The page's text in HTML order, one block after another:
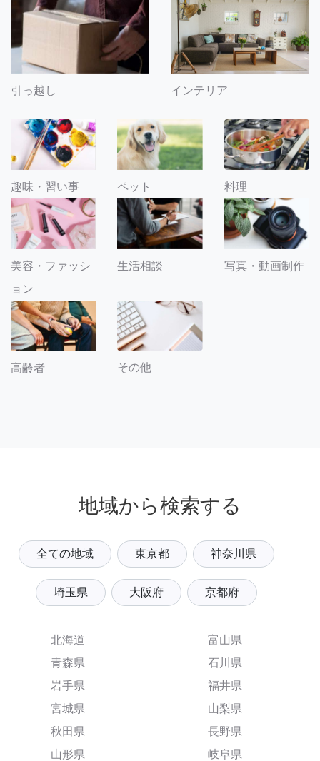
引っ越し インテリア
趣味・習い事 ペット 料理
美容・ファッシ
ョン
生活相談 写真・動画制作
高齢者 その他
地域から検索する
全ての地域 東京都 神奈川県
埼玉県 大阪府 京都府
北海道
青森県
岩手県
宮城県
秋田県
山形県
富山県
石川県
福井県
山梨県
長野県
岐阜県